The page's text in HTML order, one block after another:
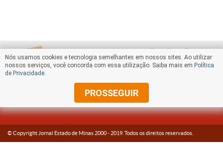
© Copyright Jornal Estado de Minas 2000 -2019 . Todos os direitos reservados.
Nós usamos cookies e tecnologia semelhantes em nossos sites. Ao utilizar
nossos serviços, você concorda com essa utilização. Saiba mais em Política
de Privacidade.
PROSSEGUIR